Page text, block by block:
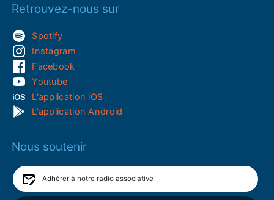
Retrouvez-nous sur
Spotify
Instagram
Facebook
Youtube
L'application iOS
L'application Android
Nous soutenir
Adhérer à notre radio associative